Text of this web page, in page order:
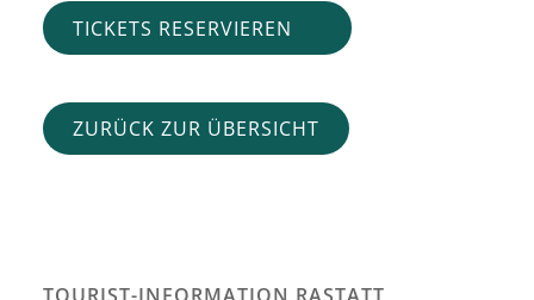
TICKETS RESERVIEREN
ZURÜCK ZUR ÜBERSICHT